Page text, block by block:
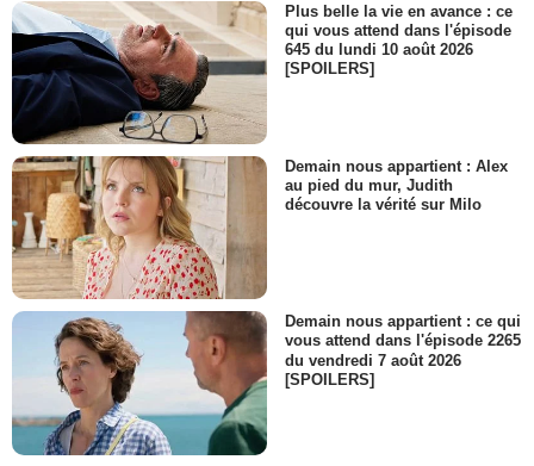
Plus belle la vie en avance : ce
qui vous attend dans l'épisode
645 du lundi 10 août 2026
[SPOILERS]
Demain nous appartient : Alex
au pied du mur, Judith
découvre la vérité sur Milo
Demain nous appartient : ce qui
vous attend dans l'épisode 2265
du vendredi 7 août 2026
[SPOILERS]